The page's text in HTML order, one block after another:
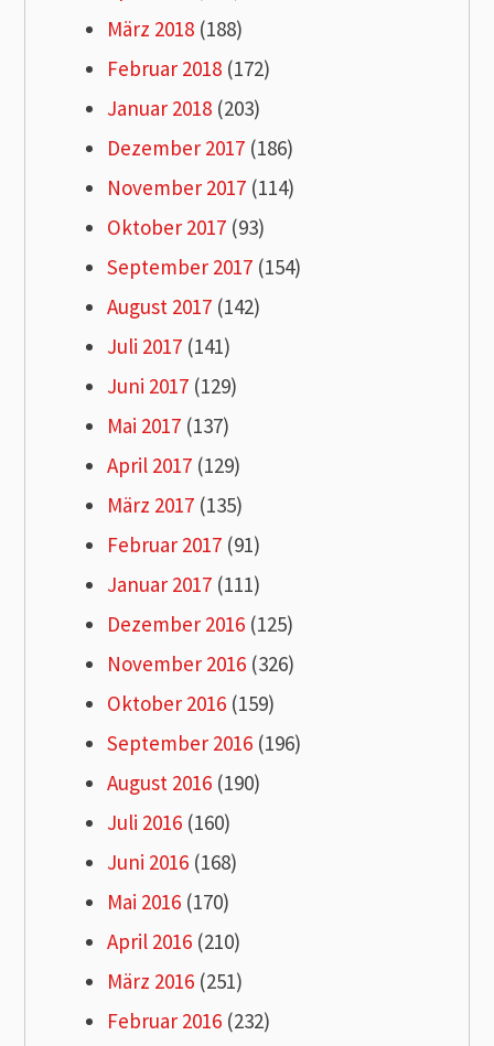
März 2018 (188)
Februar 2018 (172)
Januar 2018 (203)
Dezember 2017 (186)
November 2017 (114)
Oktober 2017 (93)
September 2017 (154)
August 2017 (142)
Juli 2017 (141)
Juni 2017 (129)
Mai 2017 (137)
April 2017 (129)
März 2017 (135)
Februar 2017 (91)
Januar 2017 (111)
Dezember 2016 (125)
November 2016 (326)
Oktober 2016 (159)
September 2016 (196)
August 2016 (190)
Juli 2016 (160)
Juni 2016 (168)
Mai 2016 (170)
April 2016 (210)
März 2016 (251)
Februar 2016 (232)